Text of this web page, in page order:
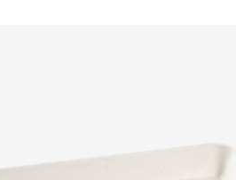
Piques Et Mini Couverts